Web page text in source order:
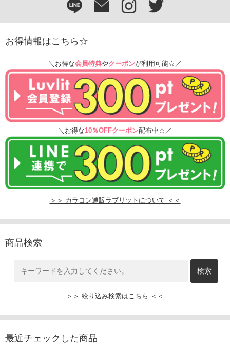
お得情報はこちら☆
＼お得な会員特典やクーポンが利用可能☆／
＼お得な10％OFFクーポン配布中☆／
＞＞ カラコン通販ラブリットについて ＜＜
商品検索
＞＞ 絞り込み検索はこちら ＜＜
最近チェックした商品